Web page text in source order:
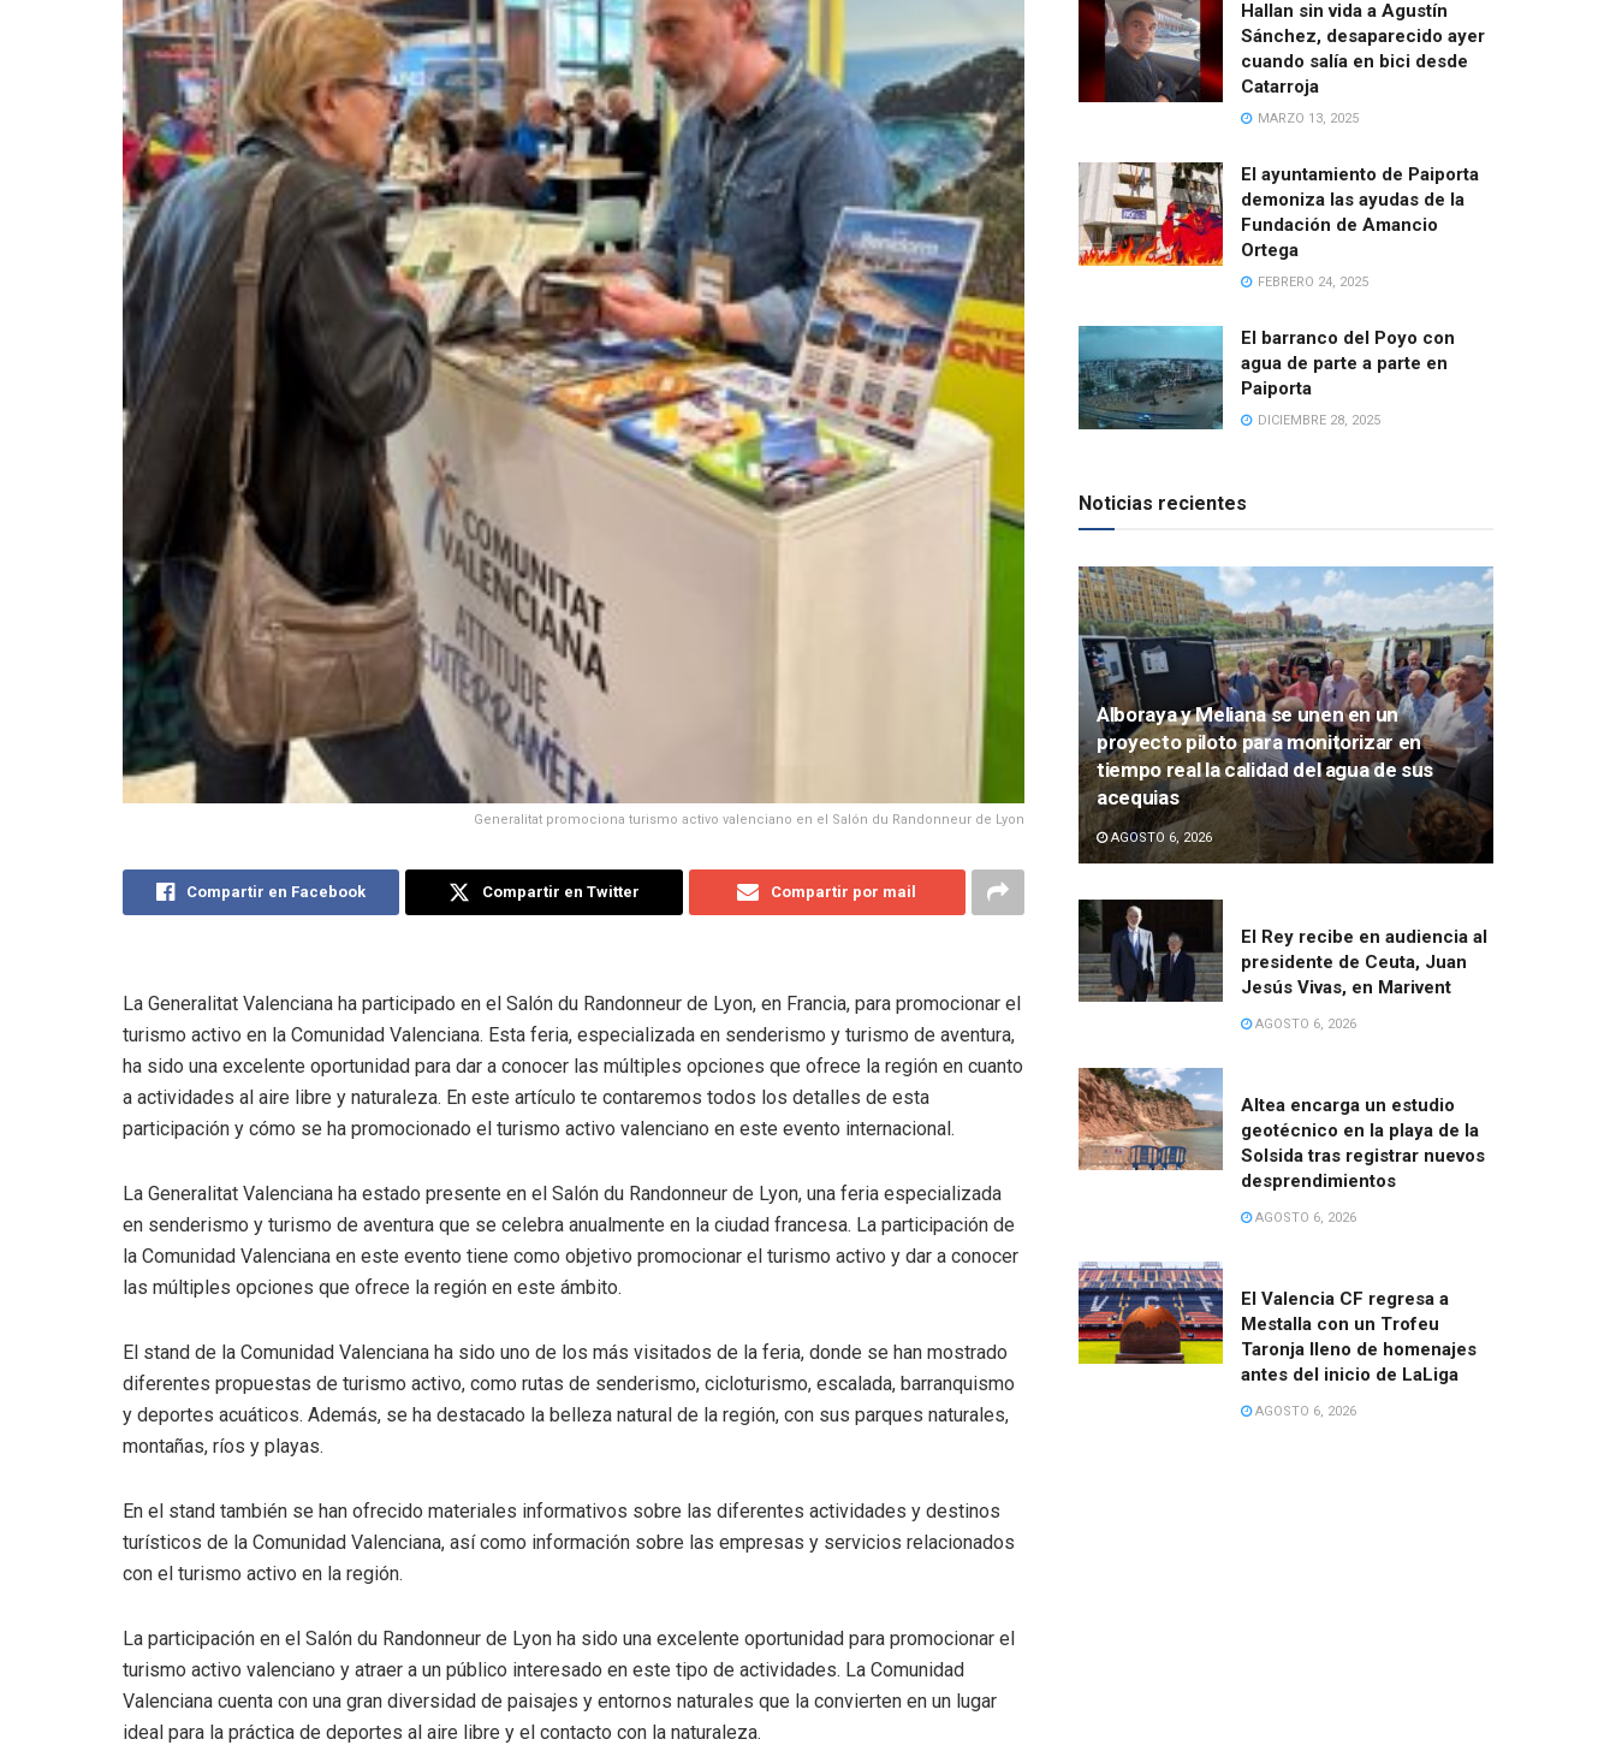
Generalitat promociona turismo activo valenciano en el Salón du Randonneur de Lyon
Compartir en Facebook Compartir en Twitter Compartir por mail
La Generalitat Valenciana ha participado en el Salón du Randonneur de Lyon, en Francia, para promocionar el
turismo activo en la Comunidad Valenciana. Esta feria, especializada en senderismo y turismo de aventura,
ha sido una excelente oportunidad para dar a conocer las múltiples opciones que ofrece la región en cuanto
a actividades al aire libre y naturaleza. En este artículo te contaremos todos los detalles de esta
participación y cómo se ha promocionado el turismo activo valenciano en este evento internacional.
La Generalitat Valenciana ha estado presente en el Salón du Randonneur de Lyon, una feria especializada
en senderismo y turismo de aventura que se celebra anualmente en la ciudad francesa. La participación de
la Comunidad Valenciana en este evento tiene como objetivo promocionar el turismo activo y dar a conocer
las múltiples opciones que ofrece la región en este ámbito.
El stand de la Comunidad Valenciana ha sido uno de los más visitados de la feria, donde se han mostrado
diferentes propuestas de turismo activo, como rutas de senderismo, cicloturismo, escalada, barranquismo
y deportes acuáticos. Además, se ha destacado la belleza natural de la región, con sus parques naturales,
montañas, ríos y playas.
En el stand también se han ofrecido materiales informativos sobre las diferentes actividades y destinos
turísticos de la Comunidad Valenciana, así como información sobre las empresas y servicios relacionados
con el turismo activo en la región.
La participación en el Salón du Randonneur de Lyon ha sido una excelente oportunidad para promocionar el
turismo activo valenciano y atraer a un público interesado en este tipo de actividades. La Comunidad
Valenciana cuenta con una gran diversidad de paisajes y entornos naturales que la convierten en un lugar
ideal para la práctica de deportes al aire libre y el contacto con la naturaleza.
Hallan sin vida a Agustín
Sánchez, desaparecido ayer
cuando salía en bici desde
Catarroja
MARZO 13, 2025
El ayuntamiento de Paiporta
demoniza las ayudas de la
Fundación de Amancio
Ortega
FEBRERO 24, 2025
El barranco del Poyo con
agua de parte a parte en
Paiporta
DICIEMBRE 28, 2025
Noticias recientes
Alboraya y Meliana se unen en un
proyecto piloto para monitorizar en
tiempo real la calidad del agua de sus
acequias
AGOSTO 6, 2026
El Rey recibe en audiencia al
presidente de Ceuta, Juan
Jesús Vivas, en Marivent
AGOSTO 6, 2026
Altea encarga un estudio
geotécnico en la playa de la
Solsida tras registrar nuevos
desprendimientos
AGOSTO 6, 2026
El Valencia CF regresa a
Mestalla con un Trofeu
Taronja lleno de homenajes
antes del inicio de LaLiga
AGOSTO 6, 2026